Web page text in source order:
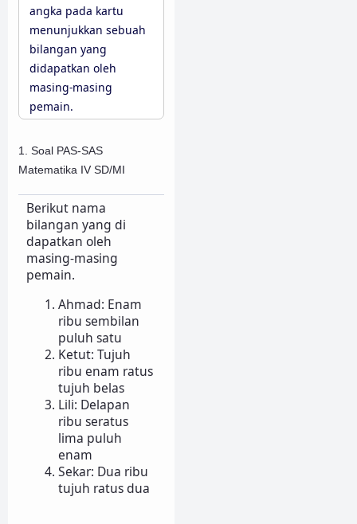
angka pada kartu
menunjukkan sebuah
bilangan yang
didapatkan oleh
masing-masing
pemain.
1. Soal PAS-SAS
Matematika IV SD/MI
Berikut nama
bilangan yang di
dapatkan oleh
masing-masing
pemain.
Ahmad: Enam
ribu sembilan
puluh satu
Ketut: Tujuh
ribu enam ratus
tujuh belas
Lili: Delapan
ribu seratus
lima puluh
enam
Sekar: Dua ribu
tujuh ratus dua